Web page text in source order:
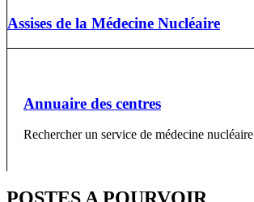
Assises de la Médecine Nucléaire
Annuaire des centres
Rechercher un service de médecine nucléaire